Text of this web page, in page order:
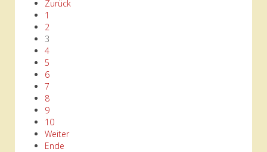
Zurück
1
2
3
4
5
6
7
8
9
10
Weiter
Ende